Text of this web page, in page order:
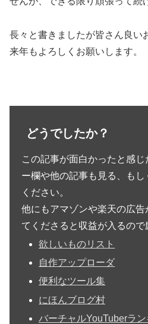
長々と書きましたが皆さん良い
来年もよろしくお願いします。
どうでしたか？
この記事が面白かったと感じ
ー欄や他の記事も見る、も
ください。
他にもアマゾンや楽天の広
てくださると収益が入るので
欲しいものリスト
自作アップローダ
便利なツール集
にほんブログ村
バーチャルYouTuberラ